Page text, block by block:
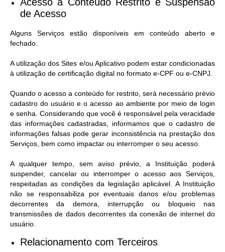
de Acesso​
Alguns Serviços estão disponíveis em conteúdo aberto e
fechado.
A utilização dos Sites e/ou Aplicativo podem estar condicionadas
à utilização de certificação digital no formato e-CPF ou e-CNPJ.
Quando o acesso a conteúdo for restrito, será necessário prévio
cadastro do usuário e o acesso ao ambiente por meio de login
e senha. Considerando que você é responsável pela veracidade
das informações cadastradas, informamos que o cadastro de
informações falsas pode gerar inconsistência na prestação dos
Serviços, bem como impactar ou interromper o seu acesso.
A qualquer tempo, sem aviso prévio, a Instituição poderá
suspender, cancelar ou interromper o acesso aos Serviços,
respeitadas as condições da legislação aplicável. A Instituição
não se responsabiliza por eventuais danos e/ou problemas
decorrentes da demora, interrupção ou bloqueio nas
transmissões de dados decorrentes da conexão de internet do
usuário.
Relacionamento com Terceiros